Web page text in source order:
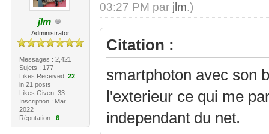
jlm
Administrator
Messages : 2,421
Sujets : 177
Likes Received: 22
in 21 posts
Likes Given: 33
Inscription : Mar
2022
Réputation : 6
03:27 PM par jlm.)
Citation :
smartphoton avec son
l'exterieur ce qui me
independant du net.